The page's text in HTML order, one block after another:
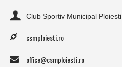
Club Sportiv Municipal Ploiesti
csmploiesti.ro
office@csmploiesti.ro